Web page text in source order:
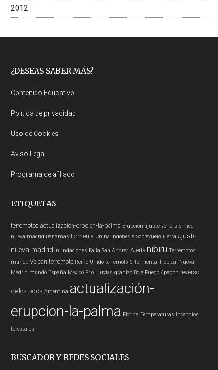
2012
Footer
¿DESEAS SABER MÁS?
Contenido Educativo
Política de privacidad
Uso de Cookies
Aviso Legal
Programa de afiliado
ETIQUETAS
terremotos actualización-erpcion-la-palma Erupción ajuste zona sísmica
nueva madrid Bahamas tormenta China indonesia Sobrevuelo Tierra ajuste
nueva madrid Inundaciones Falla San Andres Alerta nibiru Terremotos
mundo Volcan terremoto Reino Unido terremoto 6 Tormenta Tropical Nueva
Madrid mundo España Mexico Frío Lluvias granizo Bola Fuego Apagon reverso
de los polos Argentina actualización-
erupcion-la-palma Florida Temperaturas Incendios
forestales
BUSCADOR Y REDES SOCIALES